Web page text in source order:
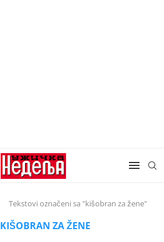
Tekstovi označeni sa "kišobran za žene"
KIŠOBRAN ZA ŽENE